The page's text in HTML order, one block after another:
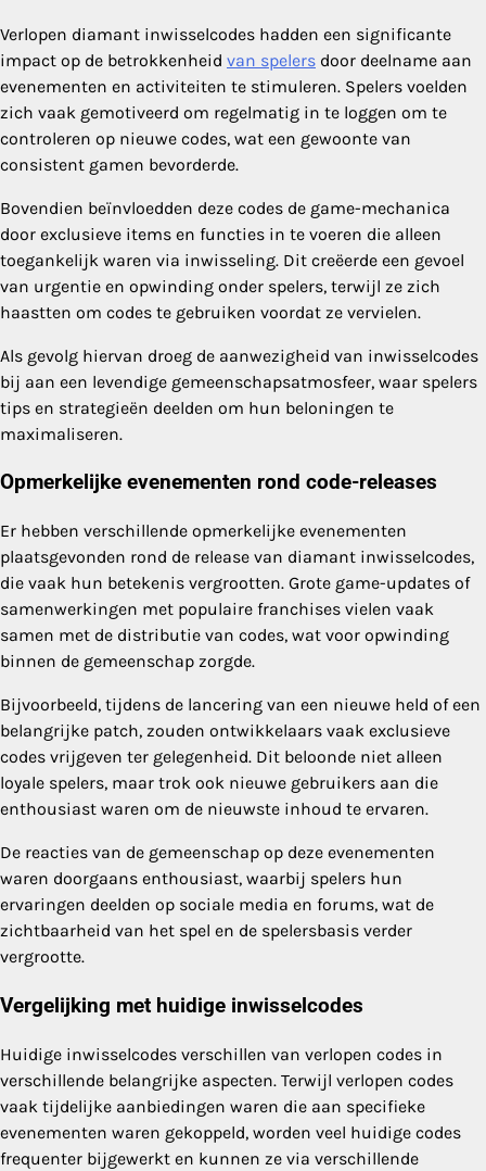
Verlopen diamant inwisselcodes hadden een significante
impact op de betrokkenheid van spelers door deelname aan
evenementen en activiteiten te stimuleren. Spelers voelden
zich vaak gemotiveerd om regelmatig in te loggen om te
controleren op nieuwe codes, wat een gewoonte van
consistent gamen bevorderde.
Bovendien beïnvloedden deze codes de game-mechanica
door exclusieve items en functies in te voeren die alleen
toegankelijk waren via inwisseling. Dit creëerde een gevoel
van urgentie en opwinding onder spelers, terwijl ze zich
haastten om codes te gebruiken voordat ze vervielen.
Als gevolg hiervan droeg de aanwezigheid van inwisselcodes
bij aan een levendige gemeenschapsatmosfeer, waar spelers
tips en strategieën deelden om hun beloningen te
maximaliseren.
Opmerkelijke evenementen rond code-releases
Er hebben verschillende opmerkelijke evenementen
plaatsgevonden rond de release van diamant inwisselcodes,
die vaak hun betekenis vergrootten. Grote game-updates of
samenwerkingen met populaire franchises vielen vaak
samen met de distributie van codes, wat voor opwinding
binnen de gemeenschap zorgde.
Bijvoorbeeld, tijdens de lancering van een nieuwe held of een
belangrijke patch, zouden ontwikkelaars vaak exclusieve
codes vrijgeven ter gelegenheid. Dit beloonde niet alleen
loyale spelers, maar trok ook nieuwe gebruikers aan die
enthousiast waren om de nieuwste inhoud te ervaren.
De reacties van de gemeenschap op deze evenementen
waren doorgaans enthousiast, waarbij spelers hun
ervaringen deelden op sociale media en forums, wat de
zichtbaarheid van het spel en de spelersbasis verder
vergrootte.
Vergelijking met huidige inwisselcodes
Huidige inwisselcodes verschillen van verlopen codes in
verschillende belangrijke aspecten. Terwijl verlopen codes
vaak tijdelijke aanbiedingen waren die aan specifieke
evenementen waren gekoppeld, worden veel huidige codes
frequenter bijgewerkt en kunnen ze via verschillende